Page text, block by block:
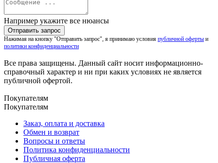
Например укажите все нюансы
Нажимая на кнопку "Отправить запрос", я принимаю условия публичной оферты и
политики конфиденциальности
Все права защищены. Данный сайт носит информационно-
справочный характер и ни при каких условиях не является
публичной офертой.
Покупателям
Покупателям
Заказ, оплата и доставка
Обмен и возврат
Вопросы и ответы
Политика конфиденциальности
Публичная оферта